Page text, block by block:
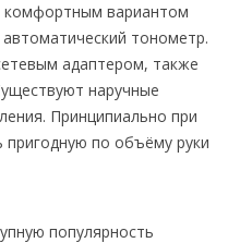
вариантом
тонометр.
адаптером, также
наручные
Принципиально при
по объёму руки
популярность